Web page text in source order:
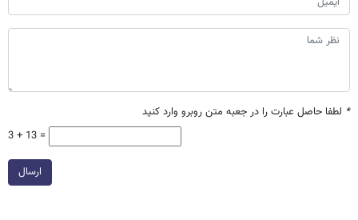
* لطفا حاصل عبارت را در جعبه متن روبرو وارد کنید
3 + 13 =
ارسال